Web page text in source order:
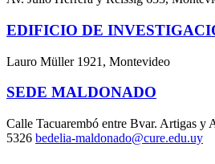
EDIFICIO DE
Lauro Müller 1921, Montevideo
SEDE MALDONADO
Calle Tacuarembó entre Bvar. Artigas y
5326 bedelia-maldonado@cure.edu.uy